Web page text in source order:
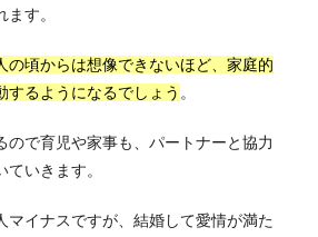
す。
の頃からは想像できないほど、家庭的
するようになるでしょう 。
ので育児や家事も、パートナーと協力
いきます。
マイナスですが、結婚して愛情が満た